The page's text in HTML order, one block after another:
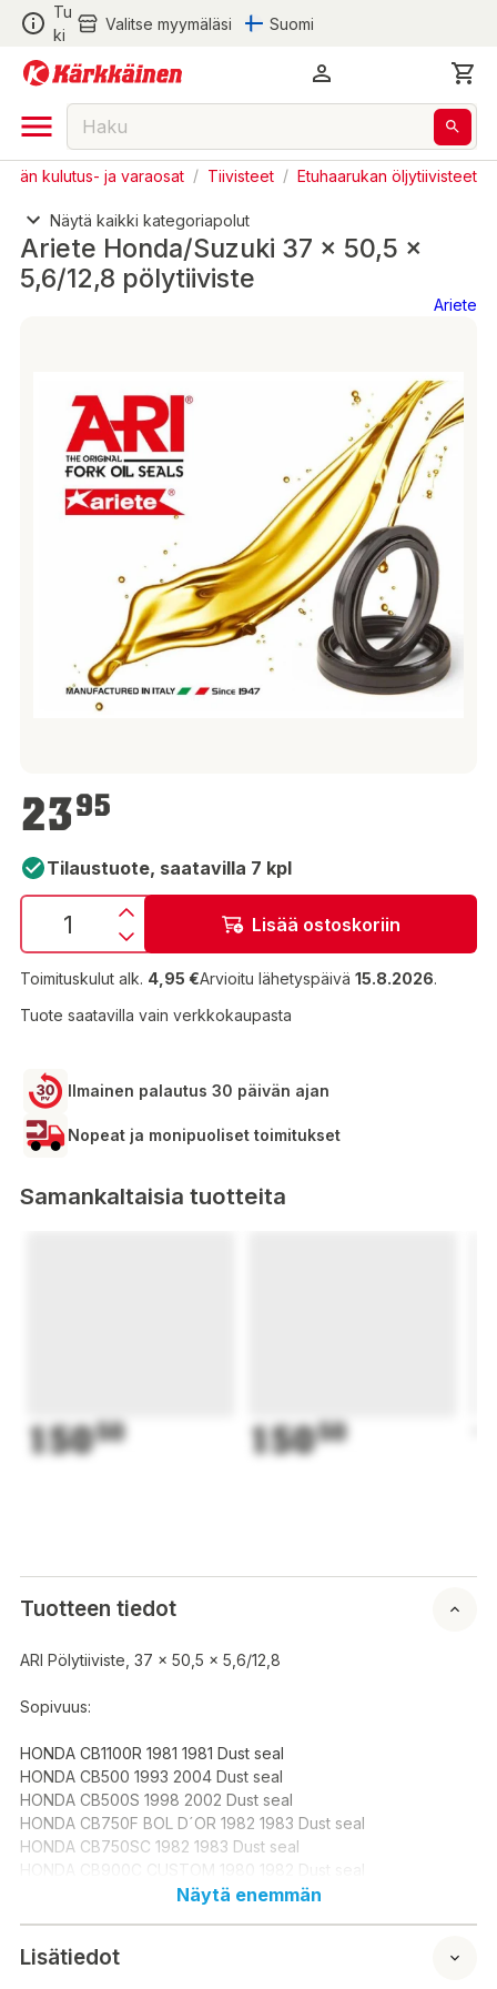
Tu
ki
Valitse myymäläsi Suomi
kulutus- ja varaosat / Tiivisteet / Etuhaarukan öljytiivisteet
Näytä kaikki kategoriapolut
Ariete Honda/Suzuki 37 x 50,5 x
5,6/12,8 pölytiiviste
Ariete
2395
Tilaustuote, saatavilla 7 kpl
Lisää ostoskoriin
Toimituskulut alk. 4,95 €Arvioitu lähetyspäivä 15.8.2026.
Tuote saatavilla vain verkkokaupasta
Ilmainen palautus 30 päivän ajan
Nopeat ja monipuoliset toimitukset
Samankaltaisia tuotteita
15050 15050
Tuotteen tiedot
ARI Pölytiiviste, 37 x 50,5 x 5,6/12,8
Sopivuus:
HONDA CB1100R 1981 1981 Dust seal
HONDA CB500 1993 2004 Dust seal
HONDA CB500S 1998 2002 Dust seal
HONDA CB750F BOL D´OR 1982 1983 Dust seal
HONDA CB750SC 1982 1983 Dust seal
HONDA CB900C CUSTOM 1980 1982 Dust seal
HONDA CBR250R 2011 2017 Dust seal
HONDA CRF230F 2003 2017 Dust seal
Näytä enemmän
Lisätiedot